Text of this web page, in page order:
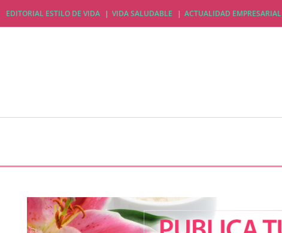
EDITORIAL ESTILO DE VIDA VIDA SALUDABLE ACTUALIDAD EMPRESARIAL